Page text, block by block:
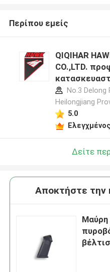
Περίπου εμείς
QIQIHAR
CO.,LTD.
No.3 Delong
Heilongjiang
5.0
Δείτε
Αποκτήστε την
Μαύρη